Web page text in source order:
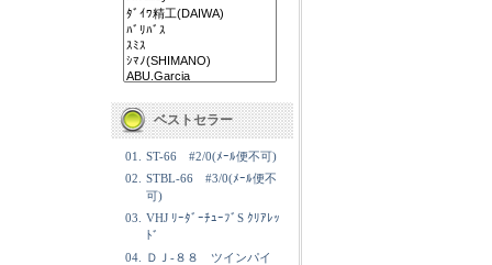
ベストセラー
01.
ST-66 #2/0(ﾒｰﾙ便不可)
02.
STBL-66 #3/0(ﾒｰﾙ便不
可)
03.
VHJ ﾘｰﾀﾞｰﾁｭｰﾌﾞS ｸﾘｱﾚｯ
ﾄﾞ
04.
ＤＪ-８８ ツインパイ